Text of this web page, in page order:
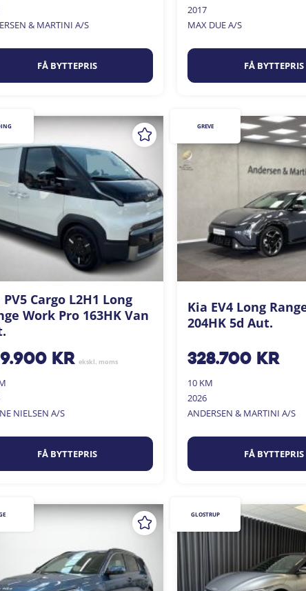
& MARTINI A/S
FÅ BYTTEPRIS
2017
MAX DUE A/S
FÅ BYTTEPRIS
PV5 Cargo L2H1 Long
Work Pro 163HK Van
kr ekskl. moms
NIELSEN A/S
FÅ BYTTEPRIS
Kia EV4 Long
204HK 5d Aut.
328.700 kr
10 KM
2026
ANDERSEN & MARTINI A/S
FÅ BYTTEPRIS
GREVE
GLOSTRUP